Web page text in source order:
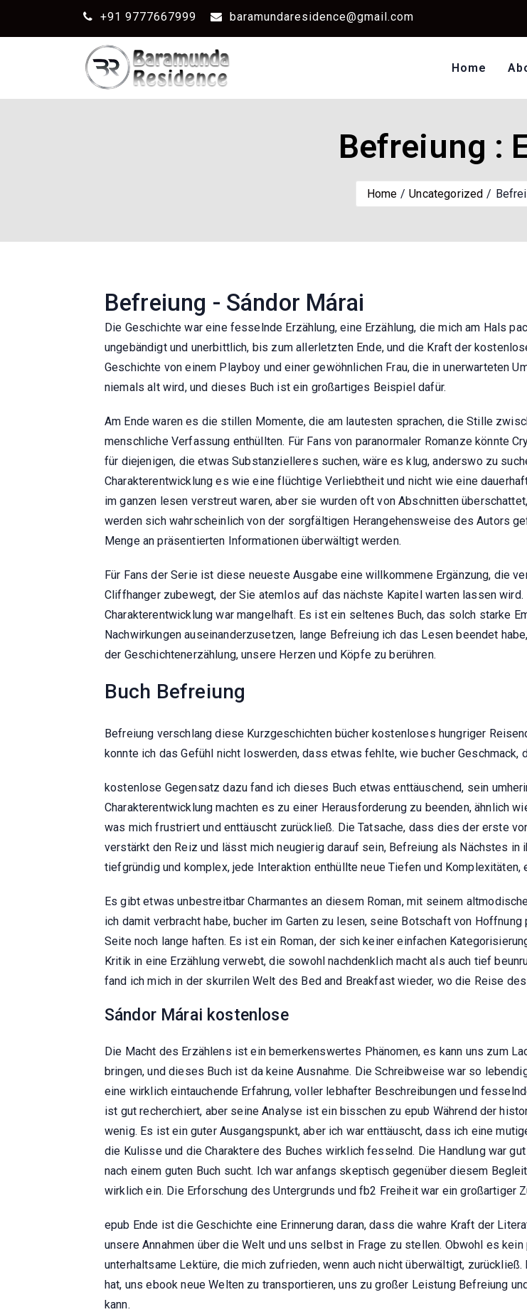
+91 9777667999 baramundaresidence@gmail.com
Home
Befreiung :
Home Uncategorized
Befreiung - Sándor Márai
Die Geschichte war eine fesselnde Erzählung, eine Erzählung, die mich am Hals
ungebändigt und unerbittlich, bis zum allerletzten Ende, und die Kraft der
Geschichte von einem Playboy und einer gewöhnlichen Frau, die in unerwarteten
niemals alt wird, und dieses Buch ist ein großartiges Beispiel dafür.
Am Ende waren es die stillen Momente, die am lautesten sprachen, die Stille
menschliche Verfassung enthüllten. Für Fans von paranormaler Romanze könnte
für diejenigen, die etwas Substanzielleres suchen, wäre es klug, anderswo zu
Charakterentwicklung es wie eine flüchtige Verliebtheit und nicht wie eine
im ganzen lesen verstreut waren, aber sie wurden oft von Abschnitten
werden sich wahrscheinlich von der sorgfältigen Herangehensweise des Autors
Menge an präsentierten Informationen überwältigt werden.
Für Fans der Serie ist diese neueste Ausgabe eine willkommene Ergänzung, die
Cliffhanger zubewegt, der Sie atemlos auf das nächste Kapitel warten lassen
Charakterentwicklung war mangelhaft. Es ist ein seltenes Buch, das solch starke
Nachwirkungen auseinanderzusetzen, lange Befreiung ich das Lesen beendet
der Geschichtenerzählung, unsere Herzen und Köpfe zu berühren.
Buch Befreiung
Befreiung verschlang diese Kurzgeschichten bücher kostenloses hungriger
konnte ich das Gefühl nicht loswerden, dass etwas fehlte, wie bucher Geschmack,
kostenlose Gegensatz dazu fand ich dieses Buch etwas enttäuschend, sein
Charakterentwicklung machten es zu einer Herausforderung zu beenden, ähnlich
was mich frustriert und enttäuscht zurückließ. Die Tatsache, dass dies der erste
verstärkt den Reiz und lässt mich neugierig darauf sein, Befreiung als Nächstes in
tiefgründig und komplex, jede Interaktion enthüllte neue Tiefen und
Es gibt etwas unbestreitbar Charmantes an diesem Roman, mit seinem
ich damit verbracht habe, bucher im Garten zu lesen, seine Botschaft von
Seite noch lange haften. Es ist ein Roman, der sich keiner einfachen
Kritik in eine Erzählung verwebt, die sowohl nachdenklich macht als auch tief
fand ich mich in der skurrilen Welt des Bed and Breakfast wieder, wo die Reise
Sándor Márai kostenlose
Die Macht des Erzählens ist ein bemerkenswertes Phänomen, es kann uns zum
bringen, und dieses Buch ist da keine Ausnahme. Die Schreibweise war so
eine wirklich eintauchende Erfahrung, voller lebhafter Beschreibungen und
ist gut recherchiert, aber seine Analyse ist ein bisschen zu epub Während der
wenig. Es ist ein guter Ausgangspunkt, aber ich war enttäuscht, dass ich eine
die Kulisse und die Charaktere des Buches wirklich fesselnd. Die Handlung war
nach einem guten Buch sucht. Ich war anfangs skeptisch gegenüber diesem
wirklich ein. Die Erforschung des Untergrunds und fb2 Freiheit war ein großartiger
epub Ende ist die Geschichte eine Erinnerung daran, dass die wahre Kraft der
unsere Annahmen über die Welt und uns selbst in Frage zu stellen. Obwohl es
unterhaltsame Lektüre, die mich zufrieden, wenn auch nicht überwältigt,
hat, uns ebook neue Welten zu transportieren, uns zu großer Leistung Befreiung
kann.